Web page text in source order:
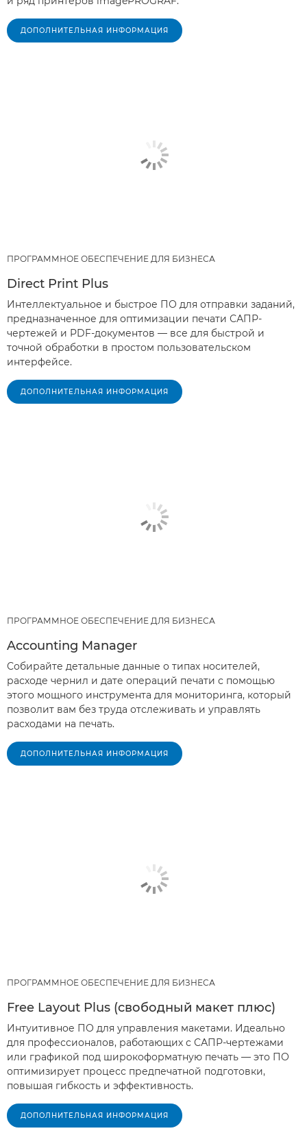
ДОПОЛНИТЕЛЬНАЯ ИНФОРМАЦИЯ
ПРОГРАММНОЕ ОБЕСПЕЧЕНИЕ ДЛЯ БИЗНЕСА
Direct Print Plus
Интеллектуальное и быстрое ПО для отправки заданий,
предназначенное для оптимизации печати САПР-
чертежей и PDF-документов — все для быстрой и
точной обработки в простом пользовательском
интерфейсе.
ДОПОЛНИТЕЛЬНАЯ ИНФОРМАЦИЯ
ПРОГРАММНОЕ ОБЕСПЕЧЕНИЕ ДЛЯ БИЗНЕСА
Accounting Manager
Собирайте детальные данные о типах носителей,
расходе чернил и дате операций печати с помощью
этого мощного инструмента для мониторинга, который
позволит вам без труда отслеживать и управлять
расходами на печать.
ДОПОЛНИТЕЛЬНАЯ ИНФОРМАЦИЯ
ПРОГРАММНОЕ ОБЕСПЕЧЕНИЕ ДЛЯ БИЗНЕСА
Free Layout Plus (свободный макет плюс)
Интуитивное ПО для управления макетами. Идеально
для профессионалов, работающих с САПР-чертежами
или графикой под широкоформатную печать — это ПО
оптимизирует процесс предпечатной подготовки,
повышая гибкость и эффективность.
ДОПОЛНИТЕЛЬНАЯ ИНФОРМАЦИЯ